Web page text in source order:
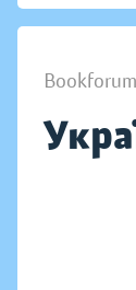
Bookforum